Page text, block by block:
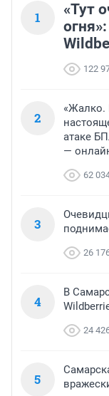
1
«Тут
122
2
«Жалко.
атаке
—
62
3
26
4
В
24
5